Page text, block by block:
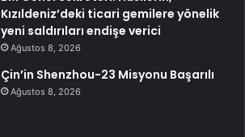
Kızıldeniz’deki ticari gemilere yönelik
yeni saldırıları endişe verici
Ağustos 8, 2026
Çin’in Shenzhou-23 Misyonu Başarılı
Ağustos 8, 2026